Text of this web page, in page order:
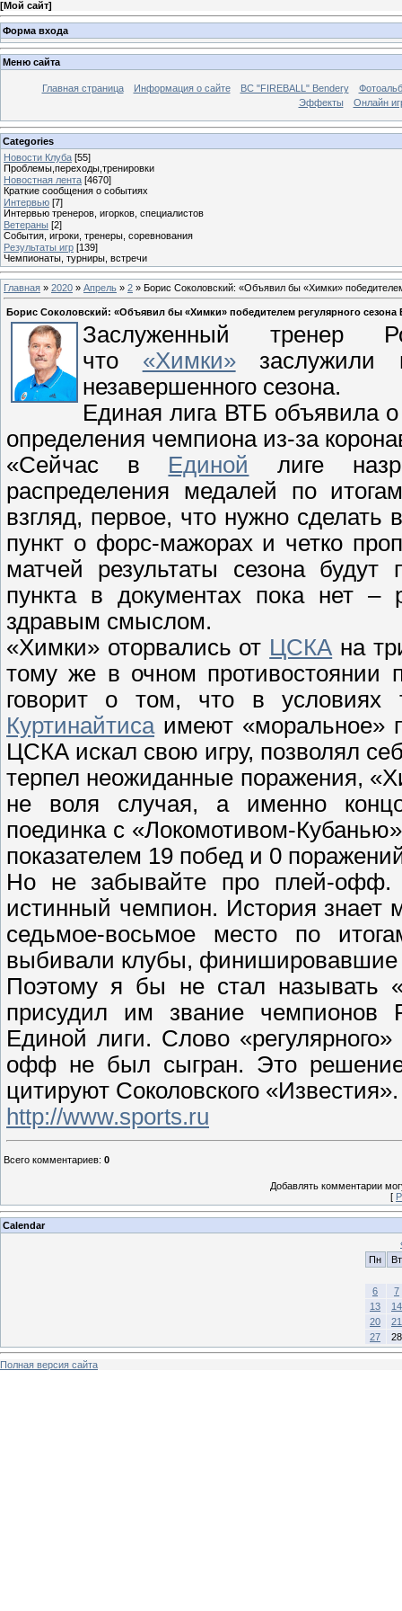
[Мой сайт]
Форма входа
Меню сайта
Главная страница Информация о сайте BC "FIREBALL" Bendery
Эффекты
Онлайн
Categories
Новости Клуба [55]
Проблемы,переходы,тренировки
Новостная лента [4670]
Краткие сообщения о событиях
Интервью [7]
Интервью тренеров, игорков, специалистов
Ветераны [2]
События, игроки, тренеры, соревнования
Результаты игр [139]
Чемпионаты, турниры, встречи
Главная » 2020 » Апрель » 2 » Борис Соколовский: «Объявил бы «Химки»
Борис Соколовский: «Объявил бы «Химки» победителем регулярного
Заслуженный тренер
что «Химки»заслужили
незавершенного сезона.
Единая лига ВТБ объявила
определения чемпиона из-за
«Сейчас в Единой лиге
распределения медалей по
взгляд, первое, что нужно сделать
пункт о форс-мажорах и четко
матчей результаты сезона
пункта в документах пока нет –
здравым смыслом.
«Химки» оторвались от ЦСКА на
тому же в очном противостоянии
говорит о том, что в условиях
Куртинайтисаимеют «моральное»
ЦСКА искал свою игру, позволял
терпел неожиданные поражения,
не воля случая, а именно
поединка с «Локомотивом-
показателем 19 побед и 0
Но не забывайте про плей-офф.
истинный чемпион. История знает
седьмое-восьмое место по
выбивали клубы, финишировавшие
Поэтому я бы не стал называть
присудил им звание чемпионов
Единой лиги. Слово
офф не был сыгран. Это
цитируют Соколовского «Известия».
http://www.sports.ru
Всего комментариев: 0
Добавлять комментарии
[
Calendar
Пн
Вт
6
7
13
14
20
21
27
28
Полная версия сайта